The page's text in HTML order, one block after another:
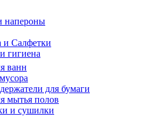
напероны
и Салфетки
гигиена
ванн
для бумаги
мытья полов
и сушилки